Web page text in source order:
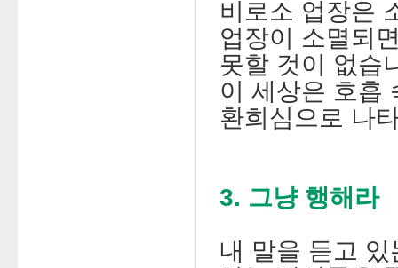
비로소 업장은
업장이 소멸되
못할 것이 없습
이 세상은 호흡
환희심으로 나
3. 그냥 행해라
내 말을 듣고